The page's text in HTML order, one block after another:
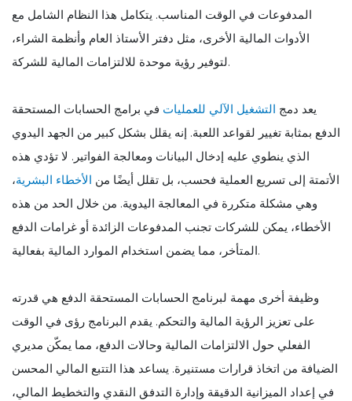
المدفوعات في الوقت المناسب. يتكامل هذا النظام الشامل مع
الأدوات المالية الأخرى، مثل دفتر الأستاذ العام وأنظمة الشراء،
لتوفير رؤية موحدة للالتزامات المالية للشركة.
يعد دمج التشغيل الآلي للعمليات في برامج الحسابات المستحقة
الدفع بمثابة تغيير لقواعد اللعبة. إنه يقلل بشكل كبير من الجهد اليدوي
الذي ينطوي عليه إدخال البيانات ومعالجة الفواتير. لا تؤدي هذه
الأتمتة إلى تسريع العملية فحسب، بل تقلل أيضًا من الأخطاء البشرية،
وهي مشكلة متكررة في المعالجة اليدوية. من خلال الحد من هذه
الأخطاء، يمكن للشركات تجنب المدفوعات الزائدة أو غرامات الدفع
المتأخر، مما يضمن استخدام الموارد المالية بفعالية.
وظيفة أخرى مهمة لبرنامج الحسابات المستحقة الدفع هي قدرته
على تعزيز الرؤية المالية والتحكم. يقدم البرنامج رؤى في الوقت
الفعلي حول الالتزامات المالية وحالات الدفع، مما يمكّن مديري
الضيافة من اتخاذ قرارات مستنيرة. يساعد هذا التتبع المالي المحسن
في إعداد الميزانية الدقيقة وإدارة التدفق النقدي والتخطيط المالي،